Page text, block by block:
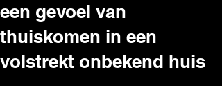
een gevoel van
thuiskomen in een
volstrekt onbekend huis